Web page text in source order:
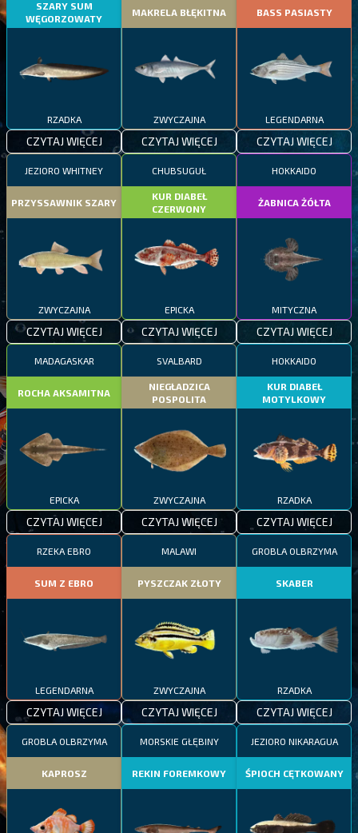
SZARY SUM
WĘGORZOWATY
RZADKA
CZYTAJ WIĘCEJ
MAKRELA BŁĘKITNA
ZWYCZAJNA
CZYTAJ WIĘCEJ
BASS PASIASTY
LEGENDARNA
CZYTAJ WIĘCEJ
JEZIORO WHITNEY
PRZYSSAWNIK SZARY
ZWYCZAJNA
CZYTAJ WIĘCEJ
CHUBSUGUŁ
KUR DIABEŁ
CZERWONY
EPICKA
CZYTAJ WIĘCEJ
HOKKAIDO
ŻABNICA ŻÓŁTA
MITYCZNA
CZYTAJ WIĘCEJ
MADAGASKAR
ROCHA AKSAMITNA
EPICKA
CZYTAJ WIĘCEJ
SVALBARD
NIEGŁADZICA
POSPOLITA
ZWYCZAJNA
CZYTAJ WIĘCEJ
HOKKAIDO
KUR DIABEŁ
MOTYLKOWY
RZADKA
CZYTAJ WIĘCEJ
RZEKA EBRO
SUM Z EBRO
LEGENDARNA
CZYTAJ WIĘCEJ
MALAWI
PYSZCZAK ZŁOTY
ZWYCZAJNA
CZYTAJ WIĘCEJ
GROBLA OLBRZYMA
SKABER
RZADKA
CZYTAJ WIĘCEJ
GROBLA OLBRZYMA
KAPROSZ
MORSKIE GŁĘBINY
REKIN FOREMKOWY
JEZIORO NIKARAGUA
ŚPIOCH CĘTKOWANY